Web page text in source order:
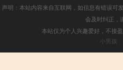
声明：本站内容来自互联网，如信息有错误可
会及时纠正，
本站仅为个人兴趣爱好，不接
小男孩